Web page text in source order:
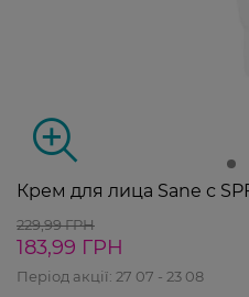
Крем для лица Sane с
229,99 ГРН
183,99 ГРН
Період акції: 27 07 - 23 08